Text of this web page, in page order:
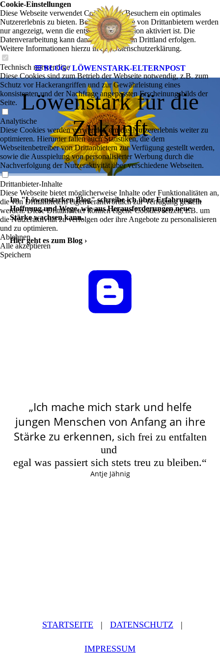
BLOG / LÖWENSTARK-ELTERNPOST
Löwenstark für die
Zukunft
Im "Löwenstarken Blog" schreibe ich über Erfahrungen,
Hoffnung und Wege, wie aus Herausforderungen neue
Stärke wachsen kann.
Hier geht es zum Blog ›
„Ich mache mich stark und helfe
jungen Menschen von Anfang an ihre
Stärke zu erkennen, sich frei zu entfalten
und
egal was passiert sich stets treu zu bleiben.“
Antje Jähnig
STARTSEITE | DATEN­SCHUTZ |
IMPRESSUM
Cookie-Einstellungen
Diese Webseite verwendet Cookies, um Besuchern ein optimales
Nutzererlebnis zu bieten. Bestimmte Inhalte von Drittanbietern werden
nur angezeigt, wenn die entsprechende Option aktiviert ist. Die
Datenverarbeitung kann dann auch in einem Drittland erfolgen.
Weitere Informationen hierzu in der Datenschutzerklärung.
Technisch notwendige
Diese Cookies sind zum Betrieb der Webseite notwendig, z.B. zum
Schutz vor Hackerangriffen und zur Gewährleistung eines
konsistenten und der Nachfrage angepassten Erscheinungsbilds der
Seite.
Analytische
Diese Cookies werden verwendet, um das Nutzererlebnis weiter zu
optimieren. Hierunter fallen auch Statistiken, die dem
Webseitenbetreiber von Drittanbietern zur Verfügung gestellt werden,
sowie die Ausspielung von personalisierter Werbung durch die
Nachverfolgung der Nutzeraktivität über verschiedene Webseiten.
Drittanbieter-Inhalte
Diese Webseite bietet möglicherweise Inhalte oder Funktionalitäten an,
die von Drittanbietern eigenverantwortlich zur Verfügung gestellt
werden. Diese Drittanbieter können eigene Cookies setzen, z.B. um
die Nutzeraktivität zu verfolgen oder ihre Angebote zu personalisieren
und zu optimieren.
Ablehnen
Alle akzeptieren
Speichern